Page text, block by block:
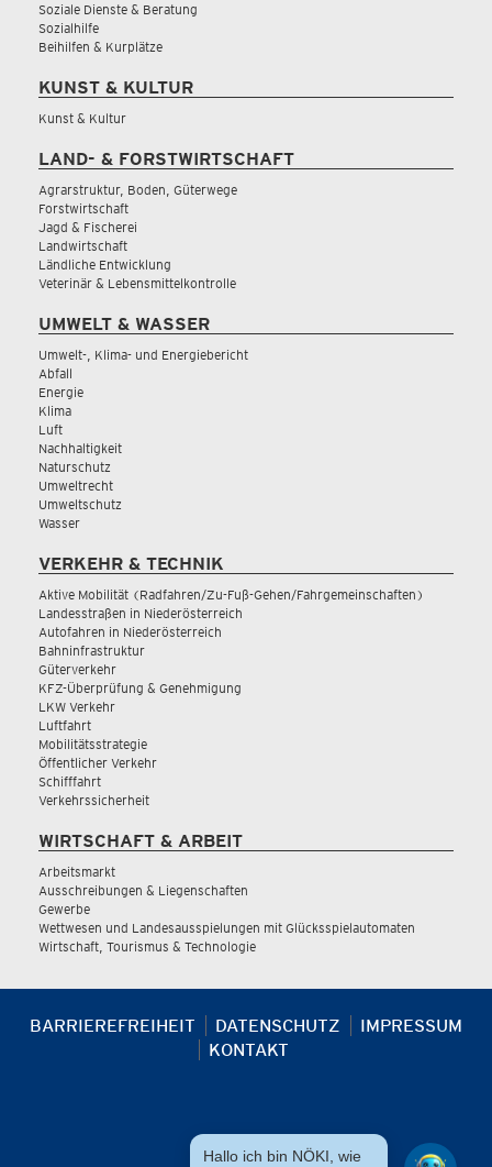
Soziale Dienste & Beratung
Sozialhilfe
Beihilfen & Kurplätze
KUNST & KULTUR
Kunst & Kultur
LAND- & FORSTWIRTSCHAFT
Agrarstruktur, Boden, Güterwege
Forstwirtschaft
Jagd & Fischerei
Landwirtschaft
Ländliche Entwicklung
Veterinär & Lebensmittelkontrolle
UMWELT & WASSER
Umwelt-, Klima- und Energiebericht
Abfall
Energie
Klima
Luft
Nachhaltigkeit
Naturschutz
Umweltrecht
Umweltschutz
Wasser
VERKEHR & TECHNIK
Aktive Mobilität (Radfahren/Zu-Fuß-Gehen/Fahrgemeinschaften)
Landesstraßen in Niederösterreich
Autofahren in Niederösterreich
Bahninfrastruktur
Güterverkehr
KFZ-Überprüfung & Genehmigung
LKW Verkehr
Luftfahrt
Mobilitätsstrategie
Öffentlicher Verkehr
Schifffahrt
Verkehrssicherheit
WIRTSCHAFT & ARBEIT
Arbeitsmarkt
Ausschreibungen & Liegenschaften
Gewerbe
Wettwesen und Landesausspielungen mit Glücksspielautomaten
Wirtschaft, Tourismus & Technologie
BARRIEREFREIHEIT DATENSCHUTZ
IMPRESSUM
KONTAKT
Hallo ich bin NÖKI, wie